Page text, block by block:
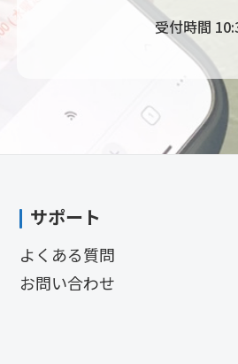
受付時間
サポート
よくある質問
お問い合わせ